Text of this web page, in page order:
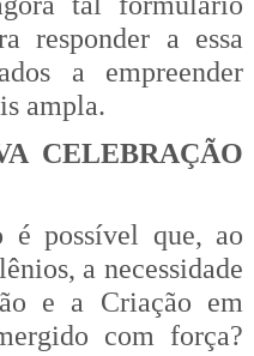
responder a essa
a empreender
ampla.
CELEBRAÇÃO
é possível que, ao
a necessidade
e a Criação em
com força?